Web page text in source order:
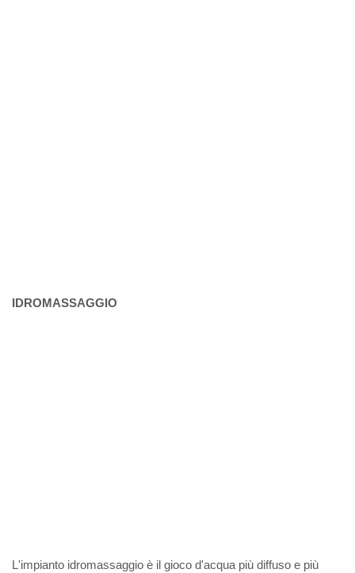
IDROMASSAGGIO
L'impianto idromassaggio è il gioco d'acqua più diffuso e più